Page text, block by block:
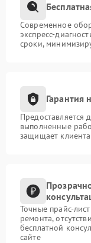
Современное
экспресс-
сроки,
Гарантия
Предоставляется
выполненные
защищает
Точные прайс-
ремонта,
бесплатной
сайте